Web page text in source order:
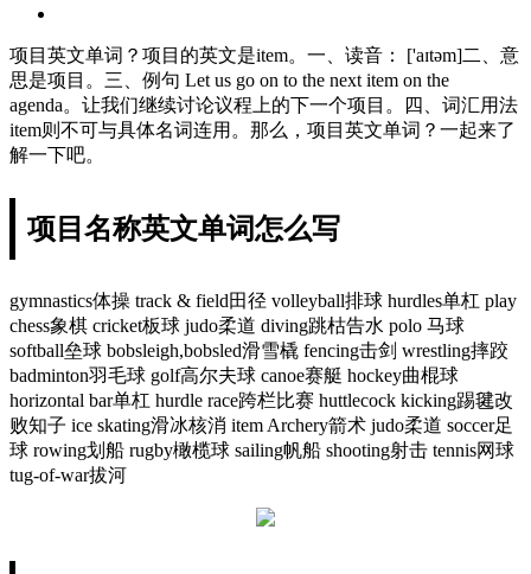
项目英文单词？项目的英文是item。一、读音： ['aɪtəm]二、意
思是项目。三、例句 Let us go on to the next item on the
agenda。让我们继续讨论议程上的下一个项目。四、词汇用法
item则不可与具体名词连用。那么，项目英文单词？一起来了
解一下吧。
项目名称英文单词怎么写
gymnastics体操 track & field田径 volleyball排球 hurdles单杠 play
chess象棋 cricket板球 judo柔道 diving跳枯告水 polo 马球
softball垒球 bobsleigh,bobsled滑雪橇 fencing击剑 wrestling摔跤
badminton羽毛球 golf高尔夫球 canoe赛艇 hockey曲棍球
horizontal bar单杠 hurdle race跨栏比赛 huttlecock kicking踢毽改
败知子 ice skating滑冰核消 item Archery箭术 judo柔道 soccer足
球 rowing划船 rugby橄榄球 sailing帆船 shooting射击 tennis网球
tug-of-war拔河